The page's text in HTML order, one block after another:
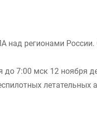
над регионами
до 7:00 мск 12 ноября
летательных